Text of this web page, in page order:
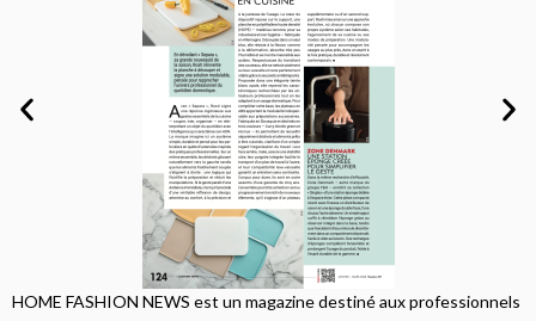
HOME FASHION NEWS est un magazine destiné aux professionnels